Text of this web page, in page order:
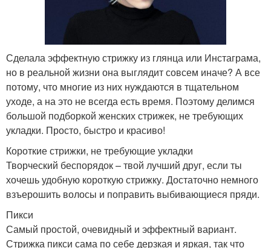
Сделала эффектную стрижку из глянца или Инстаграма,
но в реальной жизни она выглядит совсем иначе? А все
потому, что многие из них нуждаются в тщательном
уходе, а на это не всегда есть время. Поэтому делимся
большой подборкой женских стрижек, не требующих
укладки. Просто, быстро и красиво!
Короткие стрижки, не требующие укладки
Творческий беспорядок – твой лучший друг, если ты
хочешь удобную короткую стрижку. Достаточно немного
взъерошить волосы и поправить выбивающиеся пряди.
Пикси
Самый простой, очевидный и эффектный вариант.
Стрижка пикси сама по себе дерзкая и яркая, так что